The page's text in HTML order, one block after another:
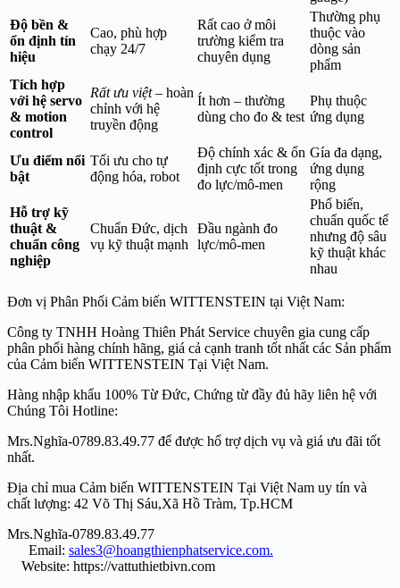
Độ bền &
ổn định tín
hiệu
Cao, phù hợp
chạy 24/7
Rất cao ở môi
trường kiểm tra
chuyên dụng
Thường phụ
thuộc vào
dòng sản
phẩm
Tích hợp
với hệ servo
& motion
control
Rất ưu việt– hoàn
chỉnh với hệ
truyền động
Ít hơn – thường
dùng cho đo & test
Phụ thuộc
ứng dụng
Ưu điểm nổi
bật
Tối ưu cho tự
động hóa, robot
Độ chính xác & ổn
định cực tốt trong
đo lực/mô-men
Gía đa dạng,
ứng dụng
rộng
Hỗ trợ kỹ
thuật &
chuẩn công
nghiệp
Chuẩn Đức, dịch
vụ kỹ thuật mạnh
Đầu ngành đo
lực/mô-men
Phổ biến,
chuẩn quốc tế
nhưng độ sâu
kỹ thuật khác
nhau
Đơn vị Phân Phối Cảm biến WITTENSTEIN tại Việt Nam:
Công ty TNHH Hoàng Thiên Phát Service chuyên gia cung cấp
phân phối hàng chính hãng, giá cả cạnh tranh tốt nhất các Sản phẩm
của Cảm biến WITTENSTEIN Tại Việt Nam.
Hàng nhập khẩu 100% Từ Đức, Chứng từ đầy đủ hãy liên hệ với
Chúng Tôi Hotline:
Mrs.Nghĩa-0789.83.49.77 để được hổ trợ dịch vụ và giá ưu đãi tốt
nhất.
Địa chỉ mua Cảm biến WITTENSTEIN Tại Việt Nam uy tín và
chất lượng: 42 Võ Thị Sáu,Xã Hồ Tràm, Tp.HCM
Mrs.Nghĩa-0789.83.49.77
Email: sales3@hoangthienphatservice.com.
Website: https://vattuthietbivn.com